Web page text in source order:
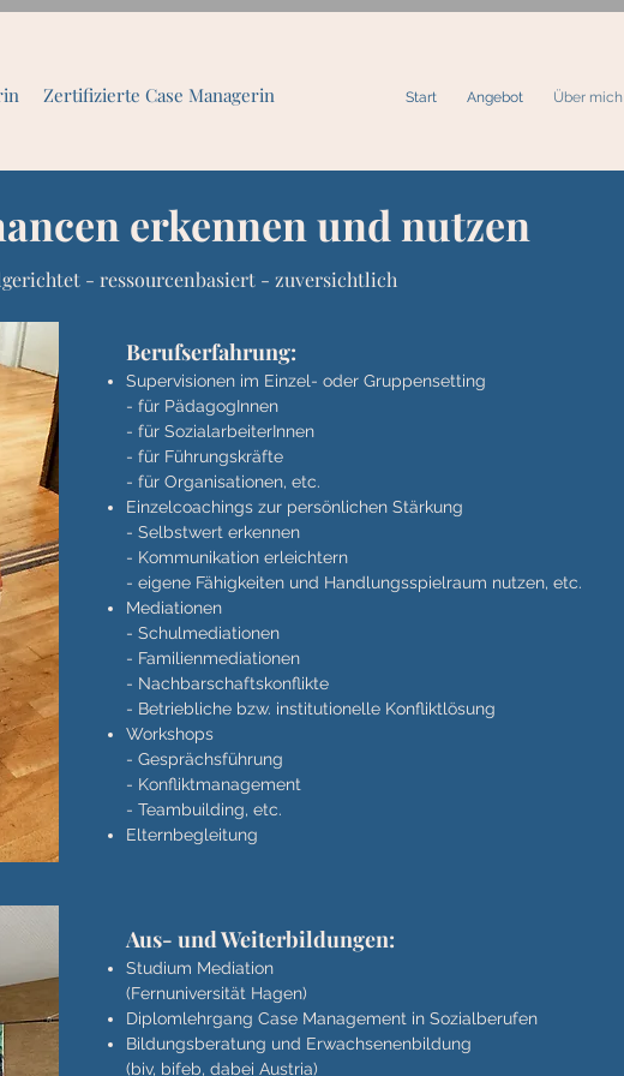
Zertifizierte Case Managerin Start Angebot Über mich
erkennen und nutzen
- ressourcenbasiert - zuversichtlich
Berufserfahrung:
Supervisionen im Einzel- oder Gruppensetting
- für PädagogInnen
- für SozialarbeiterInnen
- für Führungskräfte
- für Organisationen, etc.
Einzelcoachings zur persönlichen Stärkung
- Selbstwert erkennen
- Kommunikation erleichtern
- eigene Fähigkeiten und Handlungsspielraum nutzen, etc.
Mediationen
- Schulmediationen
- Familienmediationen
- Nachbarschaftskonflikte
- Betriebliche bzw. institutionelle Konfliktlösung
Workshops
- Gesprächsführung
- Konfliktmanagement
- Teambuilding, etc.
Elternbegleitung
Aus- und Weiterbildungen:
Studium Mediation
(Fernuniversität Hagen)
Diplomlehrgang Case Management in Sozialberufen
Bildungsberatung und Erwachsenenbildung
(biv, bifeb, dabei Austria)